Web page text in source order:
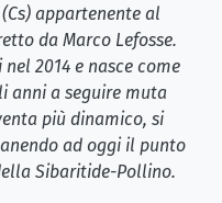
appartenente al
da Marco Lefosse.
2014 e nasce come
anni a seguire muta
più dinamico, si
ad oggi il punto
Sibaritide-Pollino.